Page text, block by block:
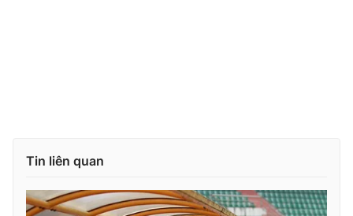
Tin liên quan